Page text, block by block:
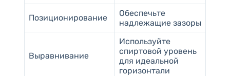
Позиционирование
Обеспечьте
надлежащие зазоры
Выравнивание
Используйте
спиртовой уровень
для идеальной
горизонтали